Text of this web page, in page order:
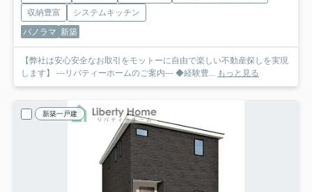
収納豊富
システムキッチン
パノラマ 新築
【弊社は安心安全なお取引をモットーに自由で楽しい不動産探しを実現
します】 ---リバティーホームのご案内--- ◆経験豊... もっと見る
新築一戸建